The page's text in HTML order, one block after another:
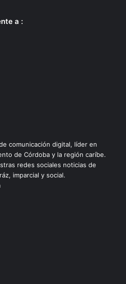
a :
comunicación digital, líder en
de Córdoba y la región caríbe.
redes sociales noticias de
imparcial y social.